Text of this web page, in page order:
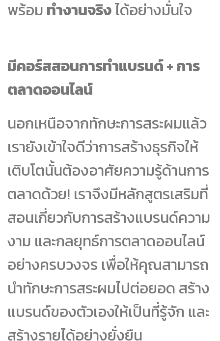
พร้อม ทำงานจริงได้อย่างมั่นใจ
มีคอร์สสอนการทำแบรนด์ + การ
ตลาดออนไลน์
นอกเหนือจากทักษะการสระผมแล้ว
เรายังเข้าใจดีว่าการสร้างธุรกิจให้
เติบโตนั้นต้องอาศัยความรู้ด้านการ
ตลาดด้วย! เราจึงมีหลักสูตรเสริมที่
สอนเกี่ยวกับการสร้างแบรนด์ความ
งาม และกลยุทธ์การตลาดออนไลน์
อย่างครบวงจร เพื่อให้คุณสามารถ
นำทักษะการสระผมไปต่อยอด สร้าง
แบรนด์ของตัวเองให้เป็นที่รู้จัก และ
สร้างรายได้อย่างยั่งยืน